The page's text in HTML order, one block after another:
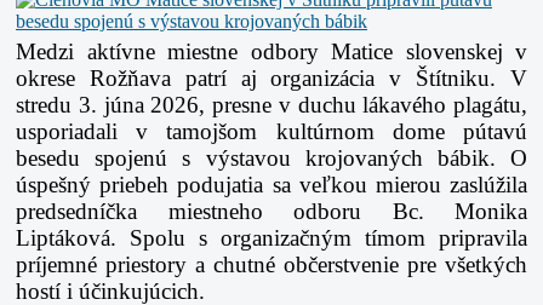
Medzi aktívne miestne odbory Matice slovenskej v
okrese Rožňava patrí aj organizácia v Štítniku. V
stredu 3. júna 2026, presne v duchu lákavého plagátu,
usporiadali v tamojšom kultúrnom dome pútavú
besedu spojenú s výstavou krojovaných bábik. O
úspešný priebeh podujatia sa veľkou mierou zaslúžila
predsedníčka miestneho odboru Bc. Monika
Liptáková. Spolu s organizačným tímom pripravila
príjemné priestory a chutné občerstvenie pre všetkých
hostí i účinkujúcich.